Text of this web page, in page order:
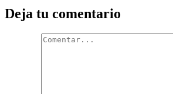
Deja tu comentario